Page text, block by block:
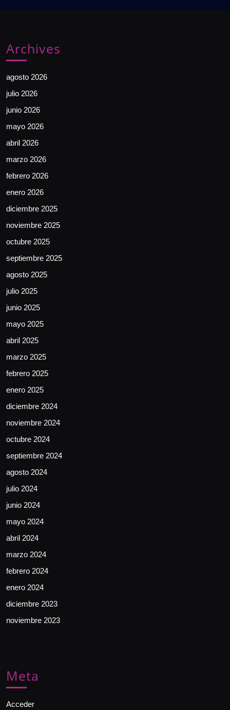
Archives
agosto 2026
julio 2026
junio 2026
mayo 2026
abril 2026
marzo 2026
febrero 2026
enero 2026
diciembre 2025
noviembre 2025
octubre 2025
septiembre 2025
agosto 2025
julio 2025
junio 2025
mayo 2025
abril 2025
marzo 2025
febrero 2025
enero 2025
diciembre 2024
noviembre 2024
octubre 2024
septiembre 2024
agosto 2024
julio 2024
junio 2024
mayo 2024
abril 2024
marzo 2024
febrero 2024
enero 2024
diciembre 2023
noviembre 2023
Meta
Acceder